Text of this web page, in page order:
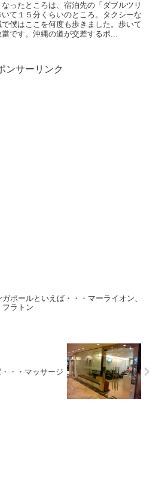
ったところは、宿泊先の「ダブルツリ
て１５分くらいのところ。タクシーな
僕はここを何度も歩きました。歩いて
です。沖縄の道が交差するポ...
ンサーリンク
ガポールといえば・・・マーライオン、
フラトン
・・マッサージ